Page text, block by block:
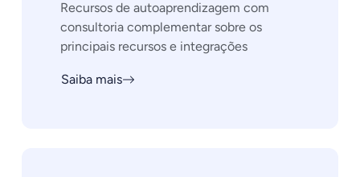
Recursos de autoaprendizagem com
consultoria complementar sobre os
principais recursos e integrações
Saiba mais